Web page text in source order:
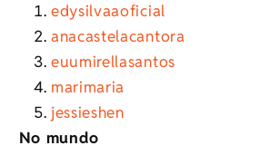
edysilvaaoficial
anacastelacantora
euumirellasantos
marimaria
jessieshen
No mundo